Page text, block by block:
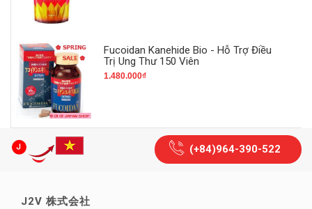
Fucoidan Kanehide Bio - Hỗ Trợ Điều
Trị Ung Thư 150 Viên
1.480.000₫
(+84)964-390-522
J2V 株式会社